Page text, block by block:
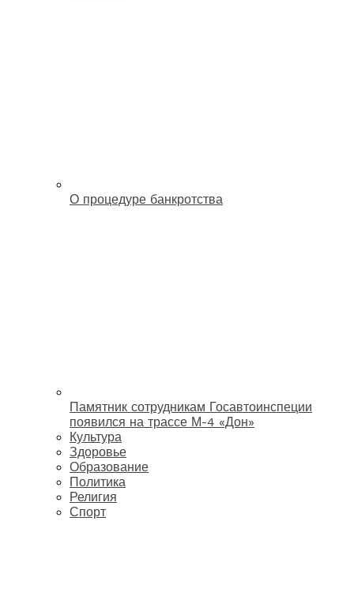
О процедуре банкротства
Памятник сотрудникам Госавтоинспеции
появился на трассе М-4 «Дон»
Культура
Здоровье
Образование
Политика
Религия
Спорт